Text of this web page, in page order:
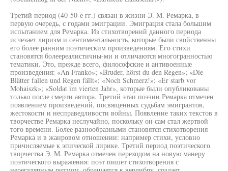
Третий период (40-50-е гг.) связан в жизни Э. М. Ремарка, в
первую очередь, с годами эмиграции. Эмиграция стала большим
испытанием для Ремарка. Из стихотворений данного периода
исчезает лиризм и сентиментальность, которые были свойственны
его более ранним поэтическим произведениям. Его стихи
становятся болеереалистичны-ми и отличаются многогранностью
тематики. Это, прежде всего, философские и антивоенные
произведения: «An Franko»; «Bruder, hörst du den Regen»; «Die
Blätter fallen und Regen fällt»; «Noch Schmerz!»; «Er starb vor
Mohaiszk»; «Soldat im vierten Jahr», которые были опубликованы
только после смерти автора. Третий этап поэзии Ремарка отмечен
появлением произведений, посвященных судьбам эмигрантов,
жестокости и несправедливости войны. Появление таких текстов в
творчестве Ремарка неслучайно, поскольку он сам стал жертвой
того времени. Более разнообразными становятся стихотворения
Ремарка и в жанровом отношении: например стихи, условно
причисляемые к эпической лирике. Третий период поэтического
творчества Э. М. Ремарка отмечен переходом на новую манеру
поэтического выражения: поэт пишет стихотворения с